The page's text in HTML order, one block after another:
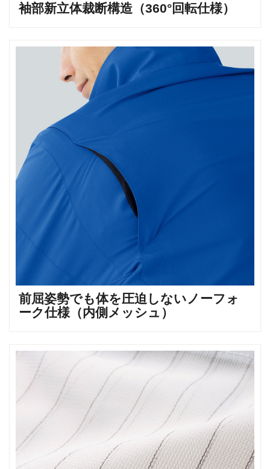
袖部新立体裁断構造（360°回転仕様）
前屈姿勢でも体を圧迫しないノーフォ
ーク仕様（内側メッシュ）